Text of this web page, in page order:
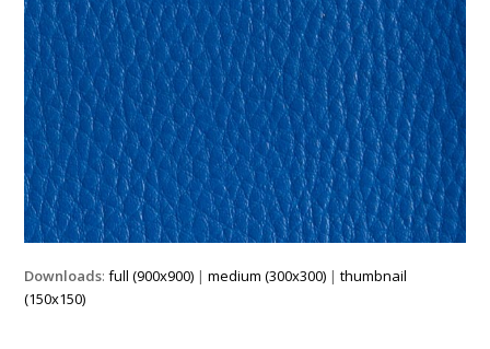
Downloads:full (900x900) |medium (300x300) |thumbnail
(150x150)